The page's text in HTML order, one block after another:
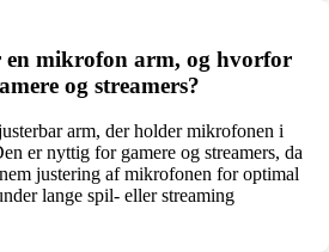
mikrofon arm, og hvorfor
og streamers?
arm, der holder mikrofonen i
er nyttig for gamere og streamers, da
justering af mikrofonen for optimal
lange spil- eller streaming